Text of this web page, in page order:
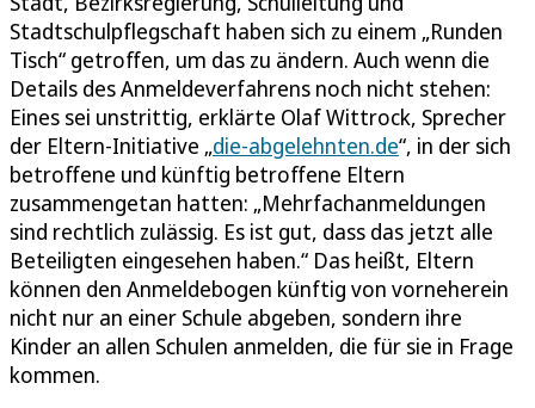
Stadtschulpflegschaft haben sich zu einem „Runden
Tisch“ getroffen, um das zu ändern. Auch wenn die
Details des Anmeldeverfahrens noch nicht stehen:
Eines sei unstrittig, erklärte Olaf Wittrock, Sprecher
der Eltern-Initiative „die-abgelehnten.de“, in der sich
betroffene und künftig betroffene Eltern
zusammengetan hatten: „Mehrfachanmeldungen
sind rechtlich zulässig. Es ist gut, dass das jetzt alle
Beteiligten eingesehen haben.“ Das heißt, Eltern
können den Anmeldebogen künftig von vorneherein
nicht nur an einer Schule abgeben, sondern ihre
Kinder an allen Schulen anmelden, die für sie in Frage
kommen.